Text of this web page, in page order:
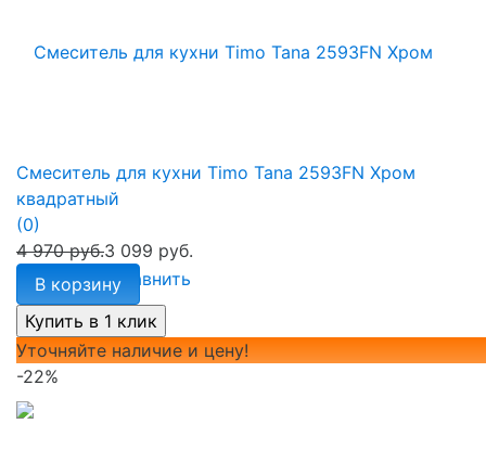
избранное сравнить
Смеситель для кухни Timo Tana 2593FN Хром
квадратный
(0)
4 970 руб.3 099 руб.
В корзину
Уточняйте наличие и цену!
-22%